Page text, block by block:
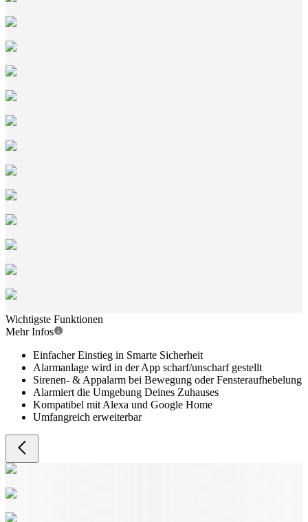
Wichtigste Funktionen
Mehr Infos
Einfacher Einstieg in Smarte Sicherheit
Alarmanlage wird in der App scharf/unscharf gestellt
Sirenen- & Appalarm bei Bewegung oder Fensteraufhebelung
Alarmiert die Umgebung Deines Zuhauses
Kompatibel mit Alexa und Google Home
Umfangreich erweiterbar